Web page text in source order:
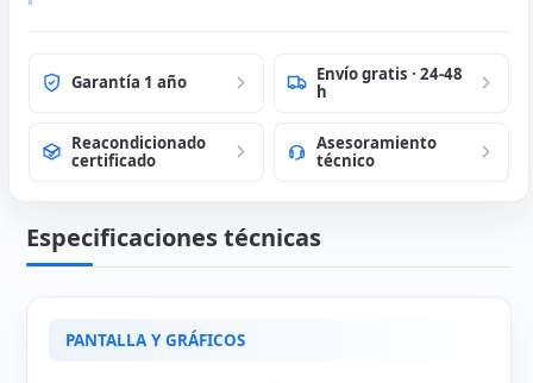
Garantía 1 año
Envío gratis · 24-48
h
Reacondicionado
certificado
Asesoramiento
técnico
Especificaciones técnicas
PANTALLA Y GRÁFICOS